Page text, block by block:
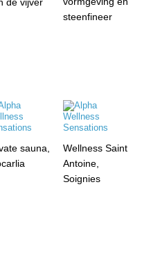
de vijver
steenfineer
sauna,
Wellness Saint
Antoine,
Soignies